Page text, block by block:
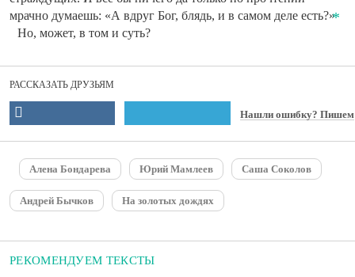
мрачно думаешь: «А вдруг Бог, блядь, и в самом деле есть?»
Но, может, в том и суть?
РАССКАЗАТЬ ДРУЗЬЯМ
Нашли ошибку? Пишем
Алена Бондарева Юрий Мамлеев Саша Соколов
Андрей Бычков На золотых дождях
РЕКОМЕНДУЕМ ТЕКСТЫ